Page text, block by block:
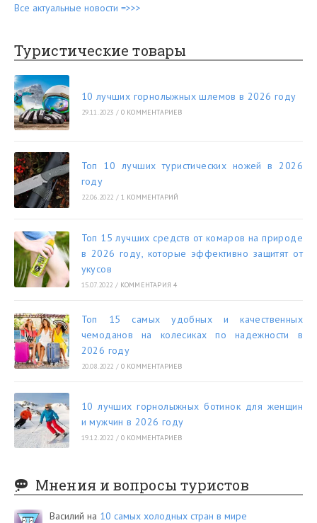
Все актуальные новости =>>>
Туристические товары
10 лучших горнолыжных шлемов в 2026 году
29.11.2023 / 0 КОММЕНТАРИЕВ
Топ 10 лучших туристических ножей в 2026
году
22.06.2022 / 1 КОММЕНТАРИЙ
Топ 15 лучших средств от комаров на природе
в 2026 году, которые эффективно защитят от
укусов
15.07.2022 / КОММЕНТАРИЯ 4
Топ 15 самых удобных и качественных
чемоданов на колесиках по надежности в
2026 году
20.08.2022 / 0 КОММЕНТАРИЕВ
10 лучших горнолыжных ботинок для женщин
и мужчин в 2026 году
19.12.2022 / 0 КОММЕНТАРИЕВ
Мнения и вопросы туристов
Василий на 10 самых холодных стран в мире